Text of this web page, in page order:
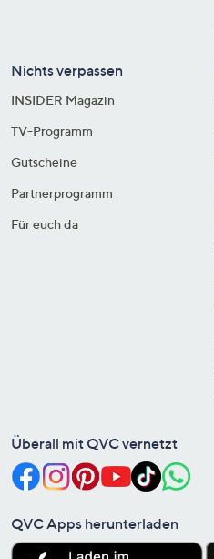
Nichts verpassen
INSIDER Magazin
TV-Programm
Gutscheine
Partnerprogramm
Für euch da
Überall mit QVC vernetzt
QVC Apps herunterladen